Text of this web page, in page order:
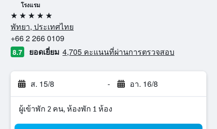
โรงแรม
5 ดาว
พัทยา, ประเทศไทย
+66 2 266 0109
8.7 ยอดเยี่ยม 4,705 คะแนนที่ผ่านการตรวจสอบ
ส. 15/8 - อา. 16/8
ผู้เข้าพัก 2 คน, ห้องพัก 1 ห้อง